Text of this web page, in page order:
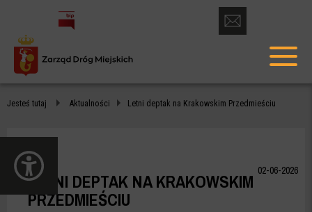
LETNI
NA
KRAKOWSKIM
PRZEDMIEŚCIU
otwórz
formularz
kontaktowy
menu
Jesteś tutaj Aktualności Letni deptak na Krakowskim Przedmieściu
02-06-2026
LETNI DEPTAK NA KRAKOWSKIM
PRZEDMIEŚCIU
dostępności